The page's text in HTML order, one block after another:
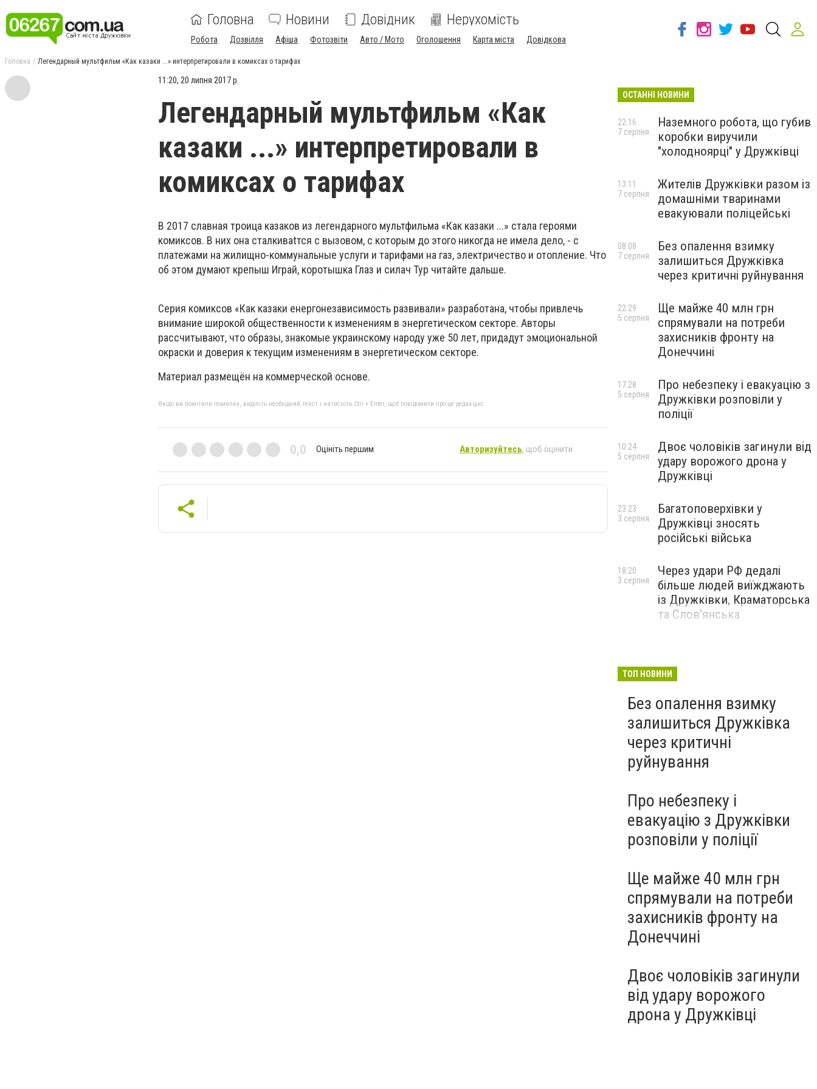
Головна Новини Довідник Нерухомість
Робота Дозвілля Афіша Фотозвіти Авто / Мото Оголошення Карта міста Довідкова
Головна Легендарный мультфильм «Как казаки ...» интерпретировали в комиксах о тарифах
11:20, 20 липня 2017 р.
Легендарный мультфильм «Как
казаки ...» интерпретировали в
комиксах о тарифах
В 2017 славная троица казаков из легендарного мультфильма «Как казаки ...» стала героями
комиксов. В них она сталкиваtтся с вызовом, с которым до этого никогда не имела дело, - с
платежами на жилищно-коммунальные услуги и тарифами на газ, электричество и отопление. Что
об этом думают крепыш Играй, коротышка Глаз и силач Тур читайте дальше.
Серия комиксов «Как казаки енергонезависимость развивали» разработана, чтобы привлечь
внимание широкой общественности к изменениям в энергетическом секторе. Авторы
рассчитывают, что образы, знакомые украинскому народу уже 50 лет, придадут эмоциональной
окраски и доверия к текущим изменениям в энергетическом секторе.
Материал размещён на коммерческой основе.
Якщо ви помітили помилку, виділіть необхідний текст і натисніть Ctrl + Enter, щоб повідомити про це редакцію
0,0 Оцініть першим Авторизуйтесь, щоб оцінити
ОСТАННІ НОВИНИ
Наземного робота, що губив
коробки виручили
"холодноярці" у Дружківці
22:16
7 серпня
Жителів Дружківки разом із
домашніми тваринами
евакуювали поліцейські
13:11
7 серпня
Без опалення взимку
залишиться Дружківка
через критичні руйнування
08:08
7 серпня
Ще майже 40 млн грн
спрямували на потреби
захисників фронту на
Донеччині
22:29
5 серпня
Про небезпеку і евакуацію з
Дружківки розповіли у
поліції
17:28
5 серпня
Двоє чоловіків загинули від
удару ворожого дрона у
Дружківці
10:24
5 серпня
Багатоповерхівки у
Дружківці зносять
російські війська
23:23
3 серпня
Через удари РФ дедалі
більше людей виїжджають
із Дружківки, Краматорська
та Слов’янська
18:20
3 серпня
ТОП НОВИНИ
Без опалення взимку
залишиться Дружківка
через критичні
руйнування
Про небезпеку і
евакуацію з Дружківки
розповіли у поліції
Ще майже 40 млн грн
спрямували на потреби
захисників фронту на
Донеччині
Двоє чоловіків загинули
від удару ворожого
дрона у Дружківці